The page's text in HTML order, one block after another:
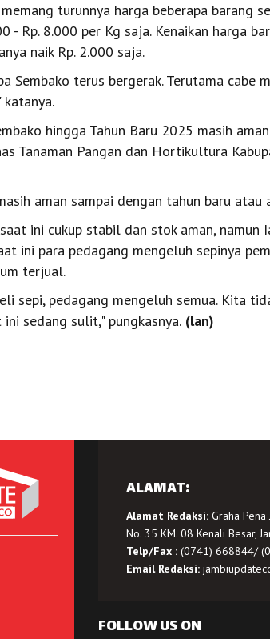
turunnya harga beberapa barang
- Rp. 8.000 per Kg saja. Kenaikan harga
naik Rp. 2.000 saja.
Sembako terus bergerak. Terutama cabe
hingga Tahun Baru 2025 masih
Tanaman Pangan dan Hortikultura
aman sampai dengan tahun baru atau
ini cukup stabil dan stok aman, namun
ini para pedagang mengeluh sepinya
terjual.
sepi, pedagang mengeluh semua. Kita
sedang sulit," pungkasnya. (lan)
ALAMAT:
Alamat Redaksi:Graha Pena
No. 35 KM. 08 Kenali Besar,
Telp/Fax :(0741) 668844/
Email Redaksi:
FOLLOW US ON